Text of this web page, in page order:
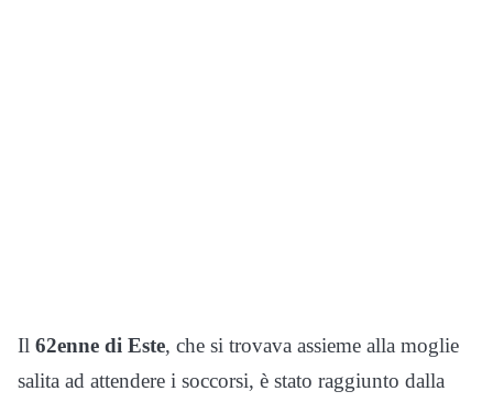
Il 62enne di Este, che si trovava assieme alla moglie
salita ad attendere i soccorsi, è stato raggiunto dalla